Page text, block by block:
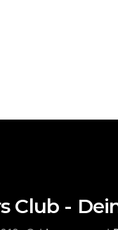
Club -